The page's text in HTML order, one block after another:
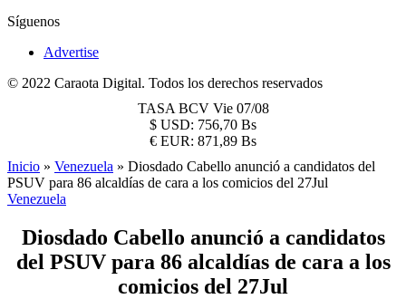
Síguenos
Advertise
© 2022 Caraota Digital. Todos los derechos reservados
TASA BCV Vie 07/08
$ USD: 756,70 Bs
€ EUR: 871,89 Bs
Inicio » Venezuela » Diosdado Cabello anunció a candidatos del
PSUV para 86 alcaldías de cara a los comicios del 27Jul
Venezuela
Diosdado Cabello anunció a candidatos
del PSUV para 86 alcaldías de cara a los
comicios del 27Jul